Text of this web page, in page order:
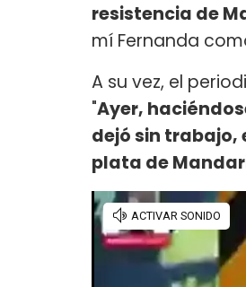
resistencia de
mí Fernanda
A su vez, el
"Ayer,
dejó sin trabajo,
plata de